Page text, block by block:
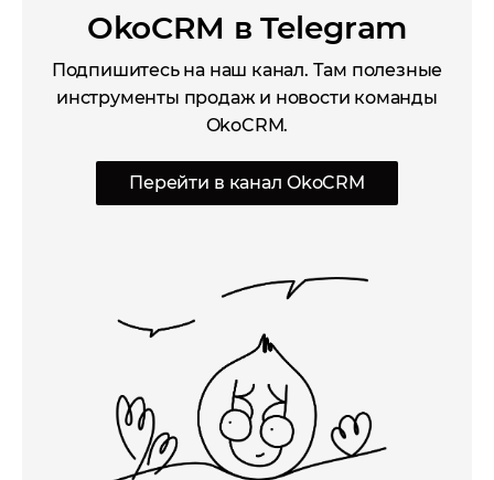
OkoCRM в Telegram
Подпишитесь на наш канал. Там полезные
инструменты продаж и новости команды
OkoCRM.
Перейти в канал OkoCRM